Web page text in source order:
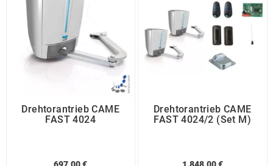
Drehtorantrieb CAME
FAST 4024
Drehtorantrieb CAME
FAST 4024/2 (Set M)